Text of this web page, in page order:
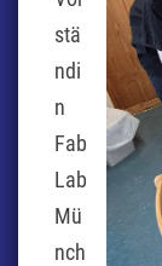
stä
ndi
n
Fab
Lab
Mü
nch